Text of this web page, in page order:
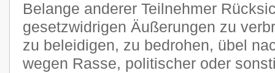
Belange anderer Teilnehmer
gesetzwidrigen Äußerungen zu
zu beleidigen, zu bedrohen, übel
wegen Rasse, politischer oder